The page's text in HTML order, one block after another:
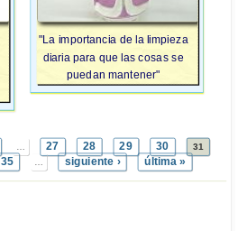
"La importancia de la limpieza
diaria para que las cosas se
puedan mantener"
… 27 28 29 30 31
35 siguiente › última »